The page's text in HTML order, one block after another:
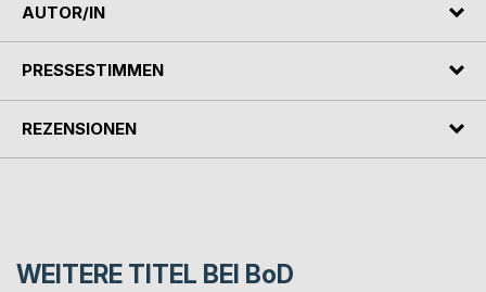
AUTOR/IN
PRESSESTIMMEN
REZENSIONEN
WEITERE TITEL BEI BoD